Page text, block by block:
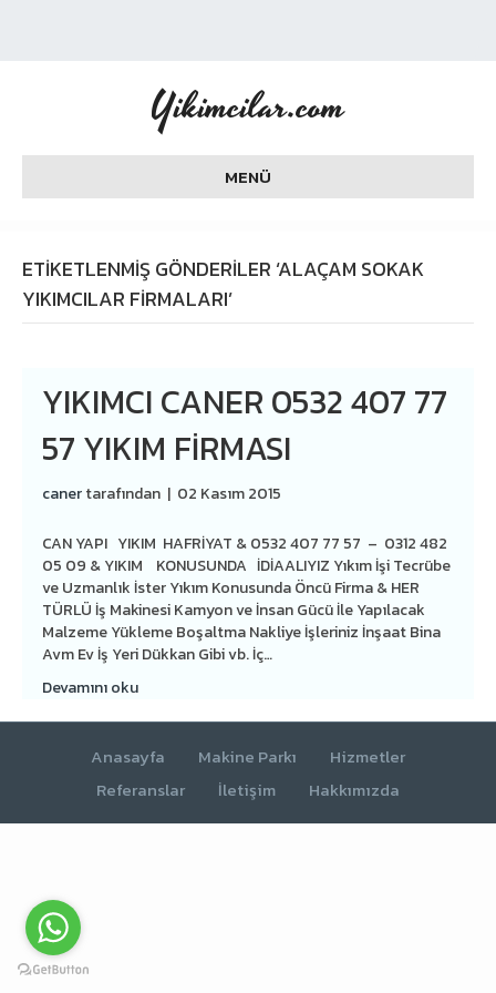
Yikimcilar.com
MENÜ
ETIKETLENMIŞ GÖNDERILER ‘ALAÇAM SOKAK
YIKIMCILAR FIRMALARI’
YIKIMCI CANER 0532 407 77
57 YIKIM FIRMASI
canertarafından | 02 Kasım 2015
CAN YAPI YIKIM HAFRİYAT & 0532 407 77 57 – 0312 482
05 09 & YIKIM KONUSUNDA İDİAALIYIZ Yıkım İşi Tecrübe
ve Uzmanlık İster Yıkım Konusunda Öncü Firma & HER
TÜRLÜ İş Makinesi Kamyon ve İnsan Gücü İle Yapılacak
Malzeme Yükleme Boşaltma Nakliye İşleriniz İnşaat Bina
Avm Ev İş Yeri Dükkan Gibi vb. İç…
Devamını oku
Anasayfa Makine Parkı
Hizmetler
Referanslar
İletişim Hakkımızda